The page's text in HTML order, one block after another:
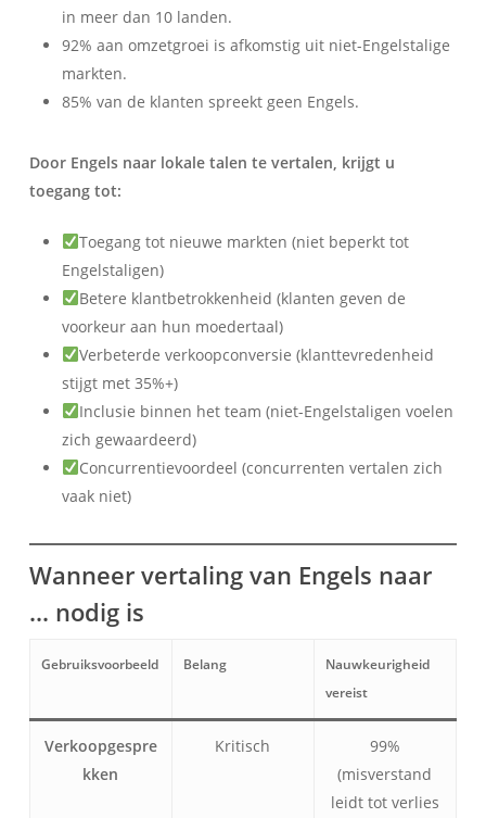
in meer dan 10 landen.
92% aan omzetgroei is afkomstig uit niet-Engelstalige
markten.
85% van de klanten spreekt geen Engels.
Door Engels naar lokale talen te vertalen, krijgt u
toegang tot:
Toegang tot nieuwe markten (niet beperkt tot
Engelstaligen)
Betere klantbetrokkenheid (klanten geven de
voorkeur aan hun moedertaal)
Verbeterde verkoopconversie (klanttevredenheid
stijgt met 35%+)
Inclusie binnen het team (niet-Engelstaligen voelen
zich gewaardeerd)
Concurrentievoordeel (concurrenten vertalen zich
vaak niet)
Wanneer vertaling van Engels naar
... nodig is
Gebruiksvoorbeeld Belang
Nauwkeurigheid
vereist
Verkoopgespre
kken
Kritisch
99%
(misverstand
leidt tot verlies